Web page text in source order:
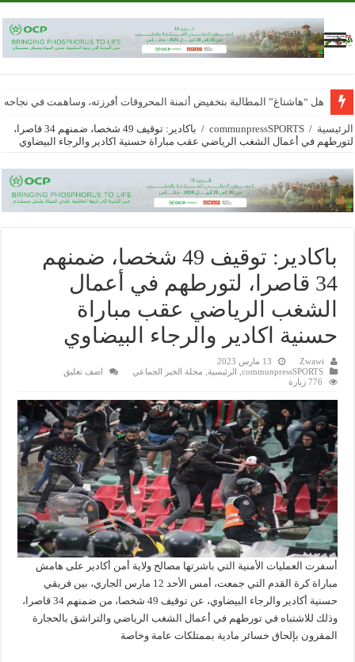
هل “هاشتاغ” المطالبة بتخفيض أثمنة المحروقات أفرزته، وساهمت في
الرئيسية /
communpressSPORTS
/
باكادير: توقيف 49 شخصا، ضمنهم 34 قاصرا،
لتورطهم في أعمال الشغب الرياضي عقب مباراة حسنية اكادير والرجاء البيضاوي
باكادير: توقيف 49 شخصا، ضمنهم
34 قاصرا، لتورطهم في أعمال
الشغب الرياضي عقب مباراة
حسنية اكادير والرجاء البيضاوي
Zwawi
13 مارس 2023
communpressSPORTS الرئيسية مجلة الخبر الجماعي
اضف تعليق
776 زيارة
أسفرت العمليات الأمنية التي باشرتها مصالح ولاية أمن أكادير على هامش
مباراة كرة القدم التي جمعت، أمس الأحد 12 مارس الجاري، بين فريقي
حسنية أكادير والرجاء البيضاوي، عن توقيف 49 شخصا، من ضمنهم 34 قاصرا،
وذلك للاشتباه في تورطهم في أعمال الشغب الرياضي والتراشق بالحجارة
المقرون بإلحاق خسائر مادية بممتلكات عامة وخاصة